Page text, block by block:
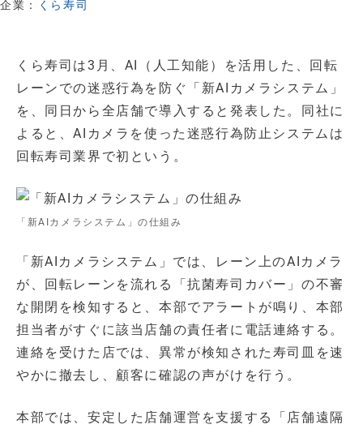
企業： くら寿司
くら寿司は3月、AI（人工知能）を活用した、回転
レーンでの迷惑行為を防ぐ「新AIカメラシステム」
を、同日から全店舗で導入すると発表した。同社に
よると、AIカメラを使った迷惑行為防止システムは
回転寿司業界で初という。
「新AIカメラシステム」の仕組み
「新AIカメラシステム」では、レーン上のAIカメラ
が、回転レーンを流れる「抗菌寿司カバー」の不審
な開閉を検知すると、本部でアラートが鳴り、本部
担当者がすぐに該当店舗の責任者に電話連絡する。
連絡を受けた店では、異常が検知された寿司皿を速
やかに撤去し、顧客に確認の声がけを行う。
本部では、安定した店舗運営を支援する「店舗遠隔